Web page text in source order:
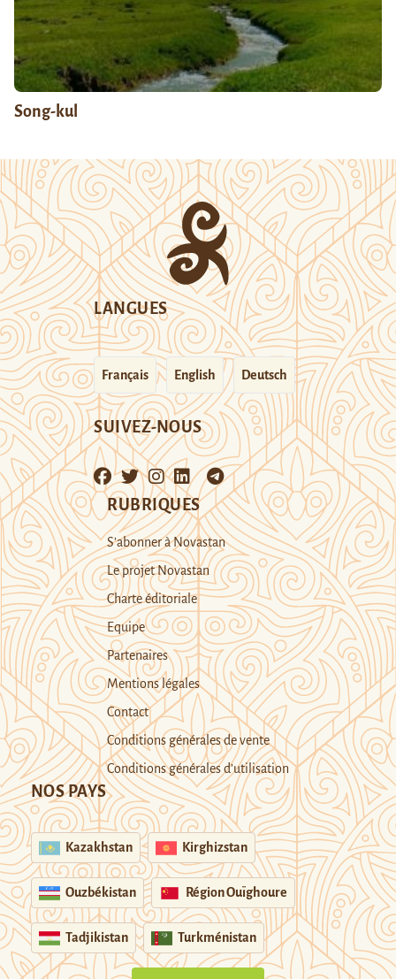
Song-kul
LANGUES
Français English Deutsch
SUIVEZ-NOUS
RUBRIQUES
S’abonner à Novastan
Le projet Novastan
Charte éditoriale
Equipe
Partenaires
Mentions légales
Contact
Conditions générales de vente
Conditions générales d’utilisation
NOS PAYS
Kazakhstan Kirghizstan
Ouzbékistan Région Ouïghoure
Tadjikistan Turkménistan